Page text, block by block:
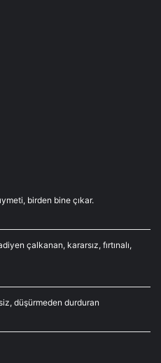
birden bine çıkar.
çalkanan, kararsız, fırtınalı,
düşürmeden durduran